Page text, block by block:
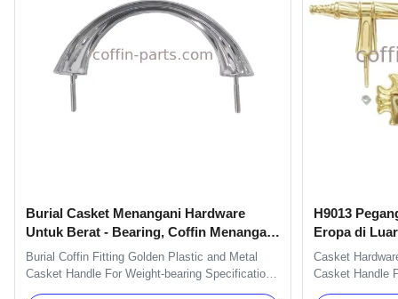
Burial Casket Menangani Hardware
Untuk Berat - Bearing, Coffin Menangani
Pemasok
Burial Coffin Fitting Golden Plastic and Metal
Casket Handle For Weight-bearing Specification:
H9013
Eropa di Luar
Casket
Casket Handle